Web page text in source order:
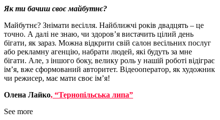
Як ти бачиш своє майбутнє?
Майбутнє? Знімати весілля. Найближчі років двадцять – це
точно. А далі не знаю, чи здоров’я вистачить цілий день
бігати, як зараз. Можна відкрити свій салон весільних послуг
або рекламну агенцію, набрати людей, які будуть за мне
бігати. Але, з іншого боку, велику роль у нашій роботі відіграє
ім’я, вже сформований авторитет. Відеооператор, як художник
чи режисер, має мати своє ім’я!
Олена Лайко, “Тернопільська липа”
See more